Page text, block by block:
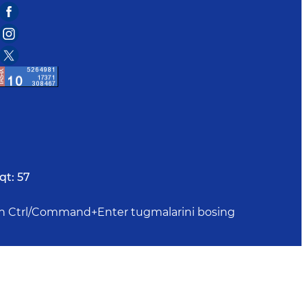
57
Ctrl/Command+Enter tugmalarini bosing